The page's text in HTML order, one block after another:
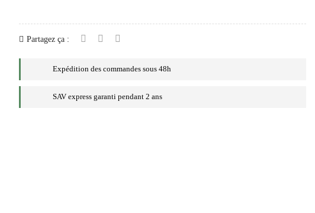
Partagez ça :
Expédition des commandes sous 48h
SAV express garanti pendant 2 ans